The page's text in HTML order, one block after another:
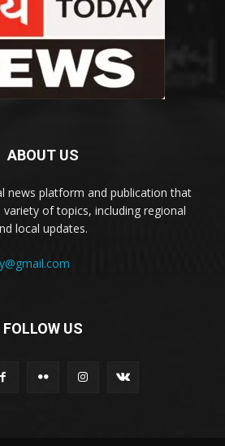
ABOUT US
news platform and publication that
of topics, including regional
local updates.
FOLLOW US